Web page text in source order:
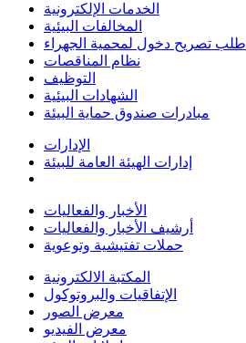
الخدمات الإلكترونية
المخالفات البيئية
طلب تصريح دخول لمحمية الجهراء
نظام المناقصات
التوظيف
الشهادات البيئية
مبادرات صندوق حماية البيئة
الإدارات
إدارات الهيئة العامة للبيئة
الأخبار والفعاليات
أرشيف الأخبار والفعاليات
حملات تفتيشية وتوعوية
المكتبة الالكترونية
الإتفاقيات والبروتوكول
معرض الصور
معرض الفيديو